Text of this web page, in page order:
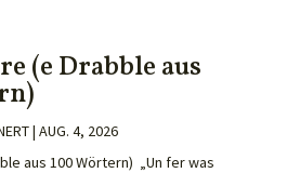
(e Drabble aus
| AUG. 4, 2026
aus 100 Wörtern) „Un fer was